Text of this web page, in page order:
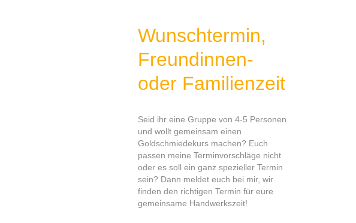
Wunschtermin,
Freundinnen-
oder Familienzeit
Seid ihr eine Gruppe von 4-5 Personen
und wollt gemeinsam einen
Goldschmiedekurs machen? Euch
passen meine Terminvorschläge nicht
oder es soll ein ganz spezieller Termin
sein? Dann meldet euch bei mir, wir
finden den richtigen Termin für eure
gemeinsame Handwerkszeit!